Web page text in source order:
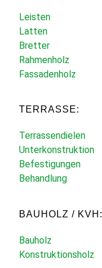
Leisten
Latten
Bretter
Rahmenholz
Fassadenholz
TERRASSE:
Terrassendielen
Unterkonstruktion
Befestigungen
Behandlung
BAUHOLZ / KVH:
Bauholz
Konstruktionsholz